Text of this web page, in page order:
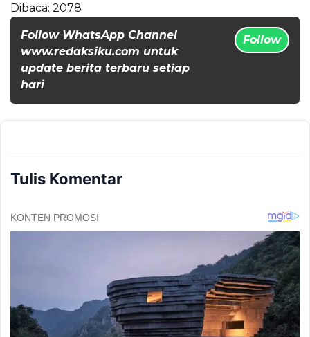
Dibaca: 2078
Follow WhatsApp Channel
www.redaksiku.com untuk
update berita terbaru setiap
hari
Follow
Tulis Komentar